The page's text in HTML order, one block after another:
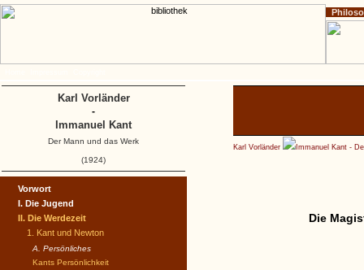
Karl Vorländer Immanuel Kant -
Die
Vorwort
I. Die Jugend
II. Die Werdezeit
1. Kant und Newton
A. Persönliches
Kants Persönlichkeit
Karl Vorländer
-
Immanuel Kant
Der Mann und das Werk
(1924)